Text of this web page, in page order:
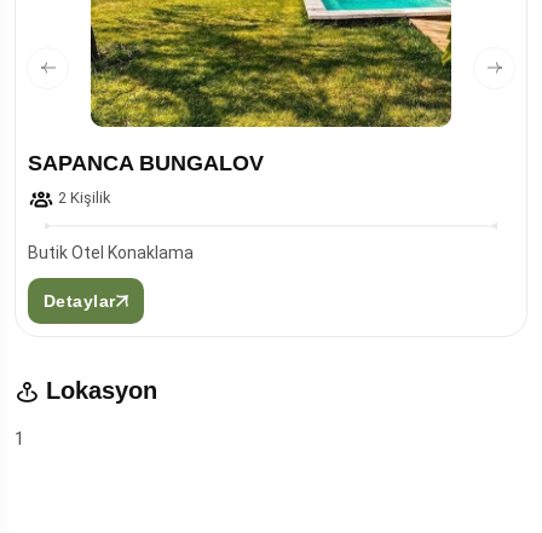
SAPANCA BUNGALOV
2 Kişilik
Butik Otel Konaklama
Detaylar
Lokasyon
1